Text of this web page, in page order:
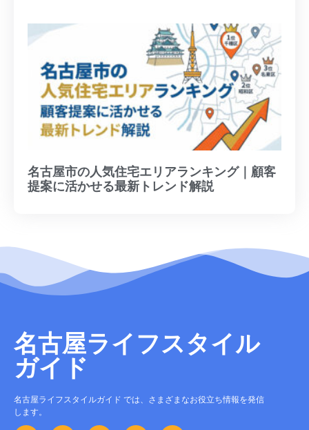
名古屋市の人気住宅エリアランキング｜顧客
提案に活かせる最新トレンド解説
名古屋ライフスタイル
ガイド
名古屋ライフスタイルガイド では、さまざまなお役立ち情報を発信
します。